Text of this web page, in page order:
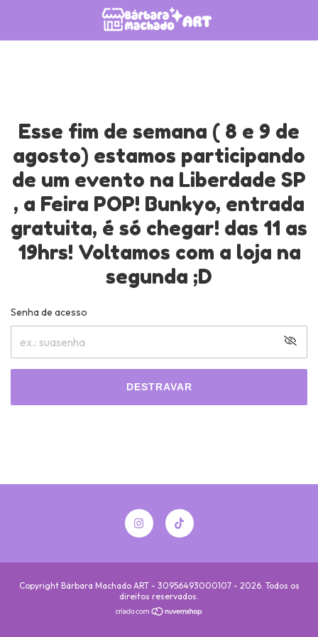
Esse fim de semana ( 8 e 9 de
agosto) estamos participando
de um evento na Liberdade SP
, a Feira POP! Bunkyo, entrada
gratuita, é só chegar! das 11 as
19hrs! Voltamos com a loja na
segunda ;D
Senha de acesso
DESTRAVAR
Copyright Bárbara Machado ART - 30956493000107 - 2026. Todos os
direitos reservados.